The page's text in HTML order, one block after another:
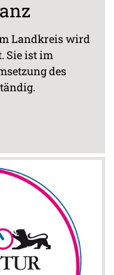
Landkreis wird
Sie ist im
des